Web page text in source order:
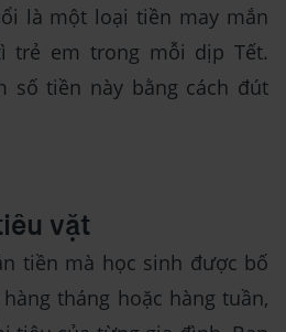
là một loại tiền may mắn
trẻ em trong mỗi dịp Tết.
số tiền này bằng cách đút
vặt
tiền mà học sinh được bố
tháng hoặc hàng tuần,